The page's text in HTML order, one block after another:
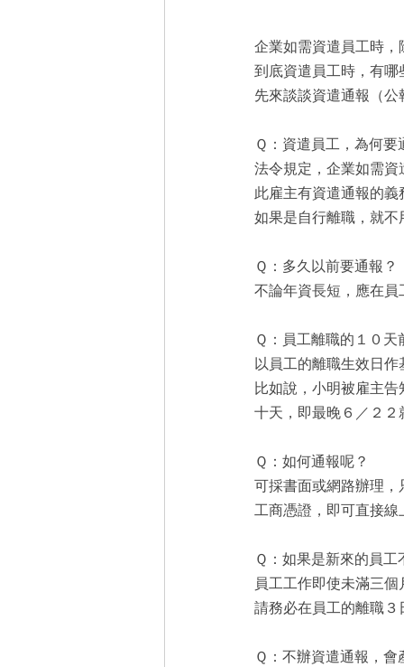
企業如需資遣員工時
到底資遣員工時，有哪
先來談談資遣通報（公
Ｑ：資遣員工，為何要
法令規定，企業如需
此雇主有資遣通報的義
如果是自行離職，就
Ｑ：多久以前要通報？
不論年資長短，應在
Ｑ：員工離職的１０天
以員工的離職生效日
比如說，小明被雇主
十天，即最晚６／２２
Ｑ：如何通報呢？
可採書面或網路辦理
工商憑證，即可直接線
Ｑ：如果是新來的員
員工工作即使未滿三
請務必在員工的離職
Ｑ：不辦資遣通報，會